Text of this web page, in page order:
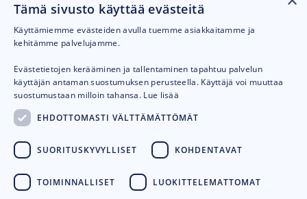
MAKSUTAVAT
Tämä sivusto käyttää evästeitä
Käyttämiemme evästeiden avulla tuemme asiakkaitamme ja
kehitämme palvelujamme.
Evästetietojen kerääminen ja tallentaminen tapahtuu palvelun
käyttäjän antaman suostumuksen perusteella. Käyttäjä voi muuttaa
suostumustaan milloin tahansa. Lue lisää
EHDOTTOMASTI VÄLTTÄMÄTTÖMÄT
SUORITUSKYVYLLISET KOHDENTAVAT
TOIMINNALLISET LUOKITTELEMATTOMAT